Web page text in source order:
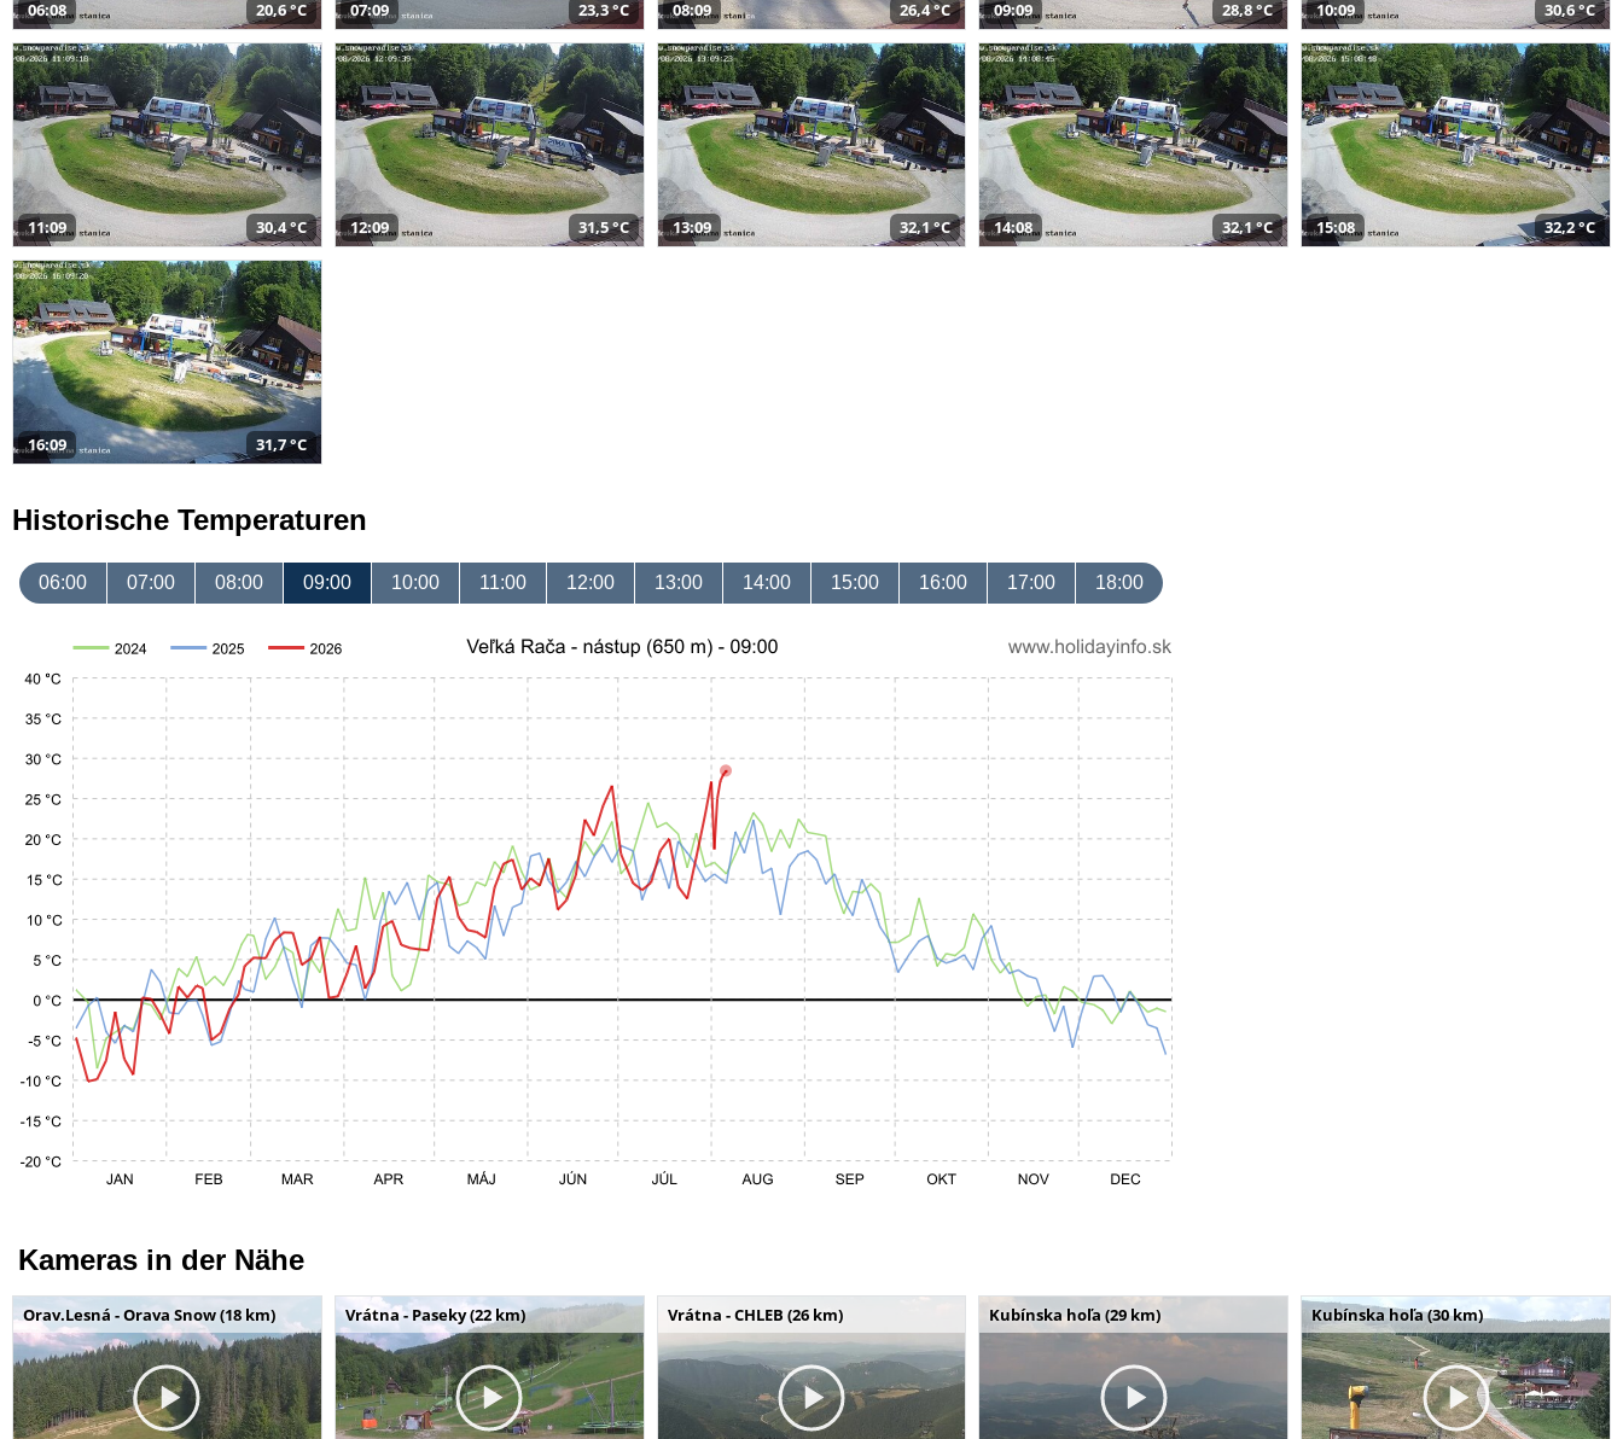
06:08 20,6 °C 07:09 23,3 °C 08:09 26,4 °C 09:09 28,8 °C 10:09 30,6 °C
11:09 30,4 °C 12:09 31,5 °C 13:09 32,1 °C 14:08 32,1 °C 15:08 32,2 °C
16:09 31,7 °C
Historische Temperaturen
06:00 07:00 08:00 09:00 10:00 11:00 12:00 13:00 14:00 15:00 16:00 17:00 18:00
Kameras in der Nähe
Orav.Lesná - Orava Snow (18 km) Vrátna - Paseky (22 km) Vrátna - CHLEB (26 km) Kubínska hoľa (29 km) Kubínska hoľa (30 km)